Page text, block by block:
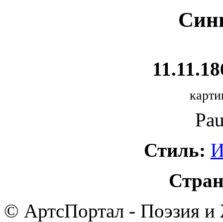
Стиль:
© АртсПортал - Поэзия